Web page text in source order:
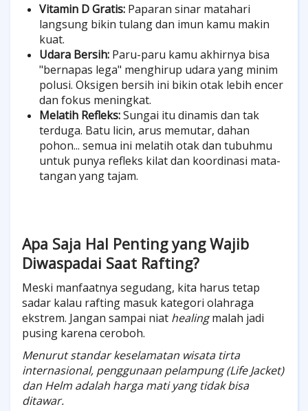
Vitamin D Gratis: Paparan sinar matahari
langsung bikin tulang dan imun kamu makin
kuat.
Udara Bersih: Paru-paru kamu akhirnya bisa
"bernapas lega" menghirup udara yang minim
polusi. Oksigen bersih ini bikin otak lebih encer
dan fokus meningkat.
Melatih Refleks:Sungai itu dinamis dan tak
terduga. Batu licin, arus memutar, dahan
pohon... semua ini melatih otak dan tubuhmu
untuk punya refleks kilat dan koordinasi mata-
tangan yang tajam.
Apa Saja Hal Penting yang Wajib
Diwaspadai Saat Rafting?
Meski manfaatnya segudang, kita harus tetap
sadar kalau rafting masuk kategori olahraga
ekstrem. Jangan sampai niat healingmalah jadi
pusing karena ceroboh.
Menurut standar keselamatan wisata tirta
internasional, penggunaan pelampung (Life Jacket)
dan Helm adalah harga mati yang tidak bisa
ditawar.